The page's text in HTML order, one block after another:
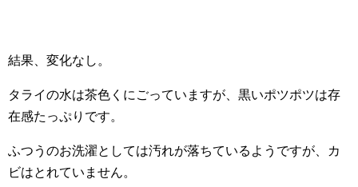
結果、変化なし。
タライの水は茶色くにごっていますが、黒いポツポツは存
在感たっぷりです。
ふつうのお洗濯としては汚れが落ちているようですが、カ
ビはとれていません。